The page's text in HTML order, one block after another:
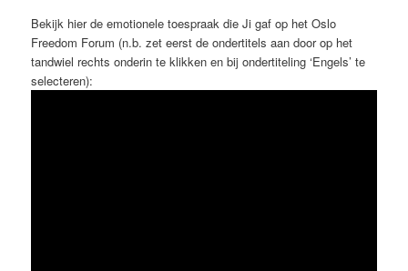
Bekijk hier de emotionele toespraak die Ji gaf op het Oslo
Freedom Forum (n.b. zet eerst de ondertitels aan door op het
tandwiel rechts onderin te klikken en bij ondertiteling ‘Engels’ te
selecteren):